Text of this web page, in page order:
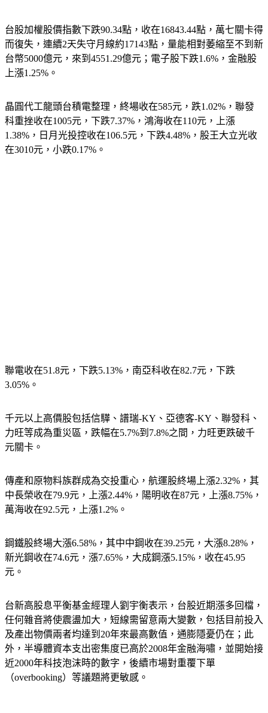
台股加權股價指數下跌90.34點，收在16843.44點，萬七關卡得
而復失，連續2天失守月線約17143點，量能相對萎縮至不到新
台幣5000億元，來到4551.29億元；電子股下跌1.6%，金融股
晶圓代工龍頭台積電整理，終場收在585元，跌1.02%，聯發
科重挫收在1005元，下跌7.37%，鴻海收在110元，上漲
1.38%，日月光投控收在106.5元，下跌4.48%，股王大立光收
聯電收在51.8元，下跌5.13%，南亞科收在82.7元，下跌
千元以上高價股包括信驊、譜瑞-KY、亞德客-KY、聯發科、
力旺等成為重災區，跌幅在5.7%到7.8%之間，力旺更跌破千
傳產和原物料族群成為交投重心，航運股終場上漲2.32%，其
中長榮收在79.9元，上漲2.44%，陽明收在87元，上漲8.75%，
鋼鐵股終場大漲6.58%，其中中鋼收在39.25元，大漲8.28%，
新光鋼收在74.6元，漲7.65%，大成鋼漲5.15%，收在45.95
台新高股息平衡基金經理人劉宇衡表示，台股近期漲多回檔，
任何雜音將使震盪加大，短線需留意兩大變數，包括目前投入
及產出物價兩者均達到20年來最高數值，通膨隱憂仍在；此
外，半導體資本支出密集度已高於2008年金融海嘯，並開始接
近2000年科技泡沫時的數字，後續市場對重覆下單